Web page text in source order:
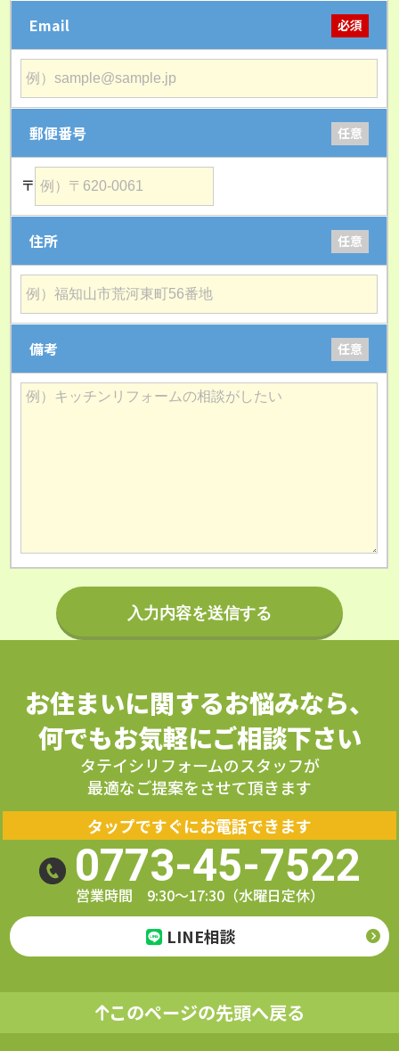
Email 必須
郵便番号 任意
〒
住所 任意
備考 任意
お住まいに関するお悩みなら、
何でもお気軽にご相談下さい
タテイシリフォームのスタッフが
最適なご提案をさせて頂きます
タップですぐにお電話できます
0773-45-7522
営業時間 9:30～17:30（水曜日定休）
LINE相談
このページの先頭へ戻る